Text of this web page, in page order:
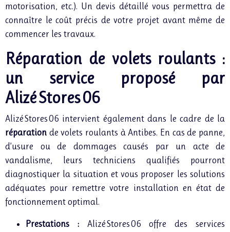
motorisation, etc.). Un devis détaillé vous permettra de
connaître le coût précis de votre projet avant même de
commencer les travaux.
Réparation de volets roulants :
un service proposé par
Alizé Stores 06
Alizé Stores 06 intervient également dans le cadre de la
réparation de volets roulants à Antibes. En cas de panne,
d’usure ou de dommages causés par un acte de
vandalisme, leurs techniciens qualifiés pourront
diagnostiquer la situation et vous proposer les solutions
adéquates pour remettre votre installation en état de
fonctionnement optimal.
Prestations :Alizé Stores 06 offre des services